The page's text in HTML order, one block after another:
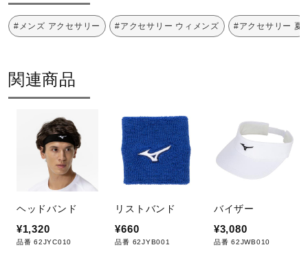
サポート
直営店一覧
2025年春夏
#メンズ アクセサリー #アクセサリー ウィメンズ #アクセサリー 夏
関連商品
ヘッドバンド
¥1,320
品番 62JYC010
リストバンド
¥660
品番 62JYB001
バイザー
¥3,080
品番 62JWB010